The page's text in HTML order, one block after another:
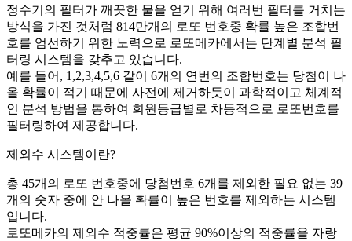
정수기의 필터가 깨끗한 물을 얻기 위해 여러번 필터를 거치는
방식을 가진 것처럼 814만개의 로또 번호중 확률 높은 조합번
호를 엄선하기 위한 노력으로 로또메카에서는 단계별 분석 필
터링 시스템을 갖추고 있습니다.
예를 들어, 1,2,3,4,5,6 같이 6개의 연번의 조합번호는 당첨이 나
올 확률이 적기 때문에 사전에 제거하듯이 과학적이고 체계적
인 분석 방법을 통하여 회원등급별로 차등적으로 로또번호를
필터링하여 제공합니다.
제외수 시스템이란?
총 45개의 로또 번호중에 당첨번호 6개를 제외한 필요 없는 39
개의 숫자 중에 안 나올 확률이 높은 번호를 제외하는 시스템
입니다.
로또메카의 제외수 적중률은 평균 90%이상의 적중률을 자랑